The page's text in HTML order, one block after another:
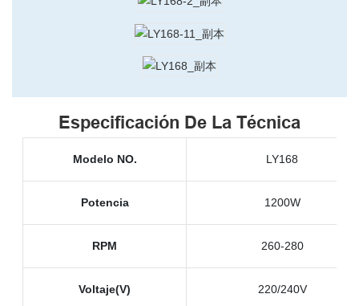
Especificación De La Técnica
Modelo NO. LY168
Potencia 1200W
RPM 260-280
Voltaje(V) 220/240V